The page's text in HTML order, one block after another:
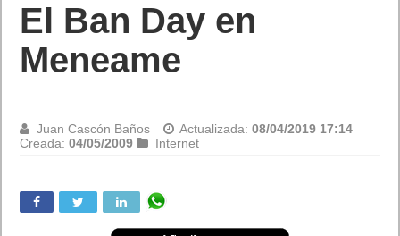
El Ban Day en
Meneame
Juan Cascón Baños Actualizada:08/04/2019 17:14
Creada:04/05/2009 Internet